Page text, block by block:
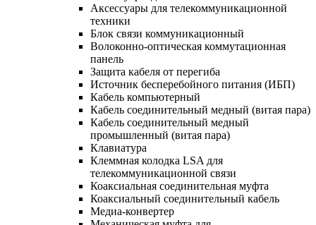
Аксессуары для телекоммуникационной
техники
Блок связи коммуникационный
Волоконно-оптическая коммутационная
панель
Защита кабеля от перегиба
Источник бесперебойного питания (ИБП)
Кабель компьютерный
Кабель соединительный медный (витая пара)
Кабель соединительный медный
промышленный (витая пара)
Клавиатура
Клеммная колодка LSA для
телекоммуникационной связи
Коаксиальная соединительная муфта
Коаксиальный соединительный кабель
Медиа-конвертер